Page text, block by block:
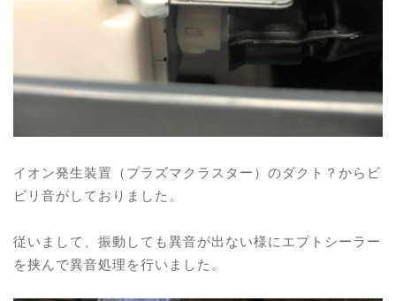
イオン発生装置（プラズマクラスター）のダクト？からビ
ビリ音がしておりました。
従いまして、振動しても異音が出ない様にエプトシーラー
を挟んで異音処理を行いました。